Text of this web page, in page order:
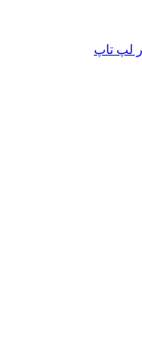
لپ تاپ